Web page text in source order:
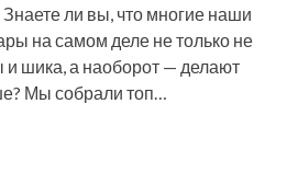
Знаете ли вы, что многие наши
на самом деле не только не
шика, а наоборот — делают
Мы собрали топ…